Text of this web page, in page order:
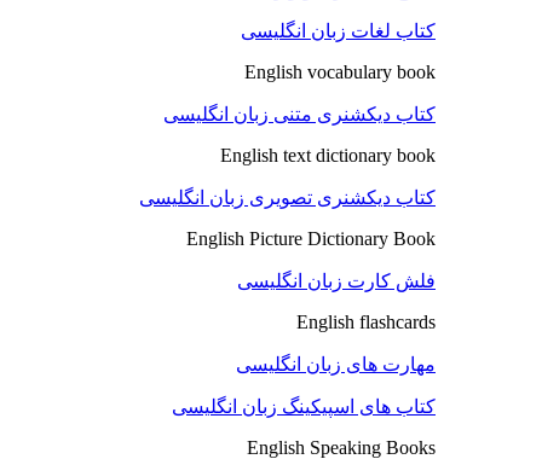
کتاب لغات زبان انگلیسی
English vocabulary book
کتاب دیکشنری متنی زبان انگلیسی
English text dictionary book
کتاب دیکشنری تصویری زبان انگلیسی
English Picture Dictionary Book
فلش کارت زبان انگلیسی
English flashcards
مهارت های زبان انگلیسی
کتاب های اسپیکینگ زبان انگلیسی
English Speaking Books